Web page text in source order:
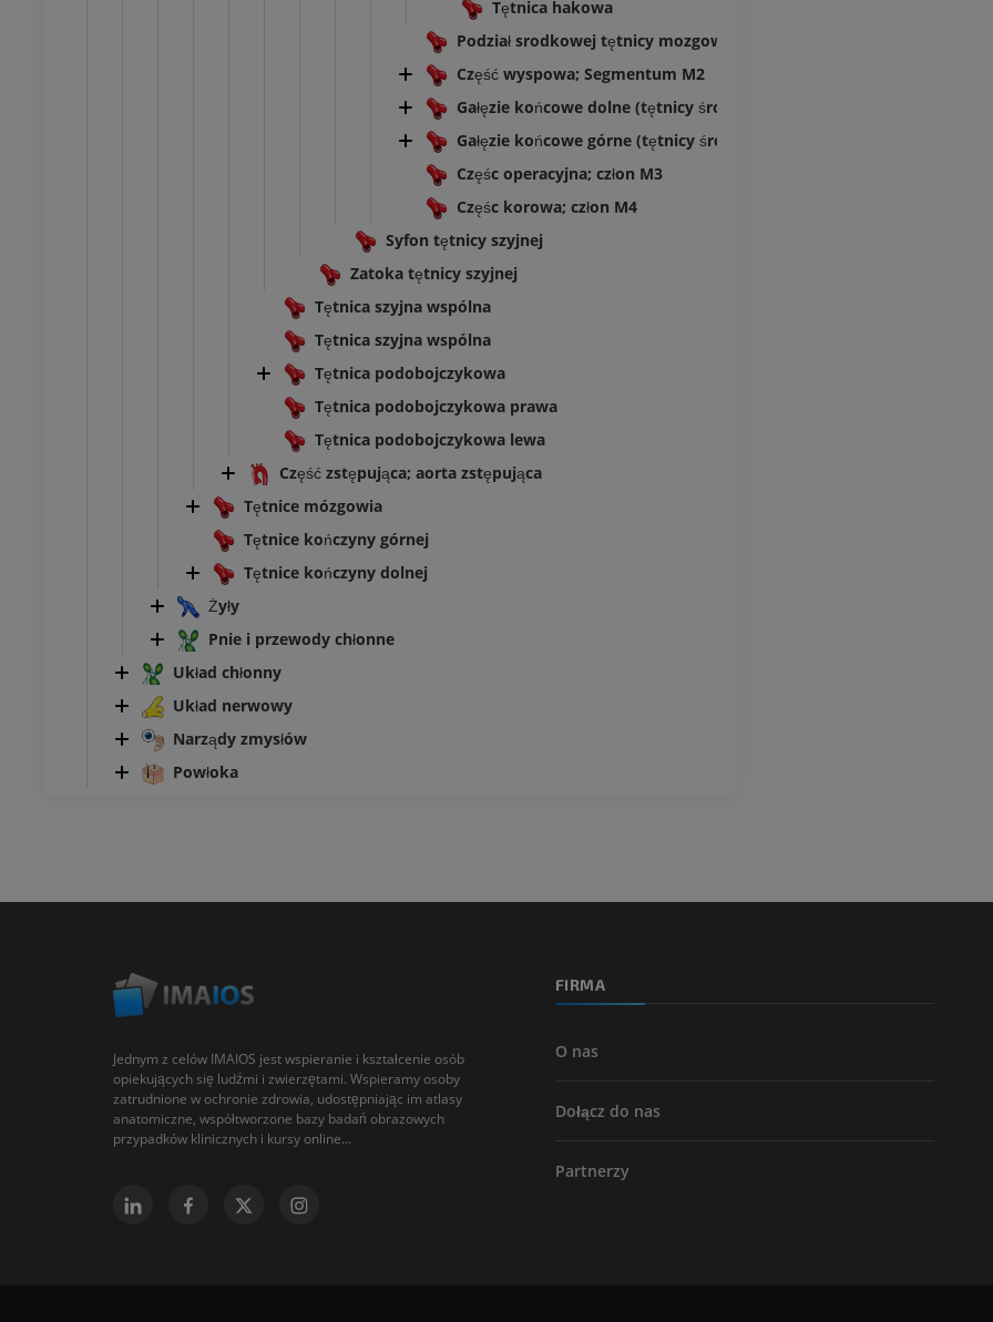
Tętnica hakowa
Podział srodkowej tętnicy mozgowej
Część wyspowa; Segmentum M2
Gałęzie końcowe dolne (tętnicy środkowej mózgu); Segment M2
Gałęzie końcowe górne (tętnicy środkowej mózgu); M2 segment
Częśc operacyjna; człon M3
Częśc korowa; człon M4
Syfon tętnicy szyjnej
Zatoka tętnicy szyjnej
Tętnica szyjna wspólna
Tętnica szyjna wspólna
Tętnica podobojczykowa
Tętnica podobojczykowa prawa
Tętnica podobojczykowa lewa
Część zstępująca; aorta zstępująca
Tętnice mózgowia
Tętnice kończyny górnej
Tętnice kończyny dolnej
Żyły
Pnie i przewody chłonne
Układ chłonny
Układ nerwowy
Narządy zmysłów
Powłoka
Jednym z celów IMAIOS jest wspieranie i kształcenie osób
opiekujących się ludźmi i zwierzętami. Wspieramy osoby
zatrudnione w ochronie zdrowia, udostępniając im atlasy
anatomiczne, współtworzone bazy badań obrazowych
przypadków klinicznych i kursy online...
FIRMA
O nas
Dołącz do nas
Partnerzy